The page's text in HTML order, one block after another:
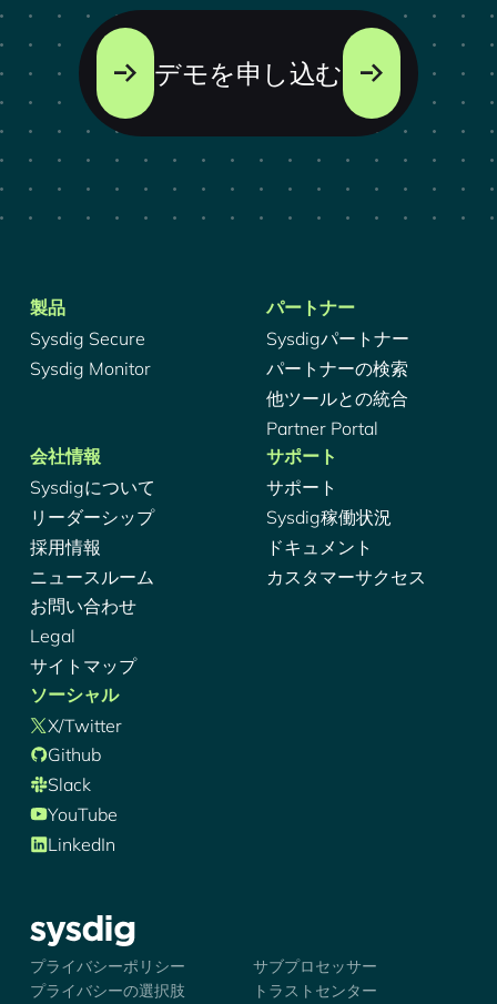
デモを申し込む
製品
Sysdig Secure
Sysdig Monitor
パートナー
Sysdigパートナー
パートナーの検索
他ツールとの統合
Partner Portal
会社情報
Sysdigについて
リーダーシップ
採用情報
ニュースルーム
お問い合わせ
Legal
サイトマップ
サポート
サポート
Sysdig稼働状況
ドキュメント
カスタマーサクセス
ソーシャル
X/Twitter
Github
Slack
YouTube
LinkedIn
シズディグ-ロゴ
プライバシーポリシー
サブプロセッサー
プライバシーの選択肢
トラストセンター